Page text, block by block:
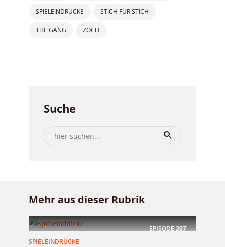
SPIELEINDRÜCKE STICH FÜR STICH
THE GANG ZOCH
Suche
Mehr aus dieser Rubrik
EPISODE207
SPIELEINDRÜCKE